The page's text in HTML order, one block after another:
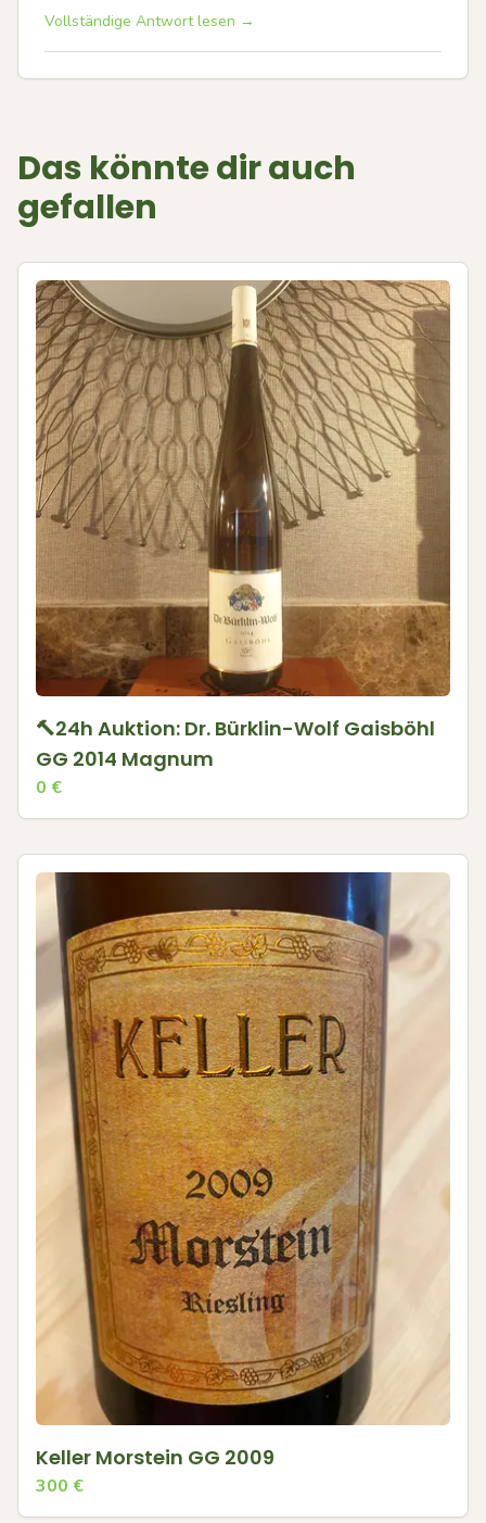
Vollständige Antwort lesen →
Das könnte dir auch
gefallen
🔨24h Auktion: Dr. Bürklin-Wolf Gaisböhl
GG 2014 Magnum
0 €
Keller Morstein GG 2009
300 €